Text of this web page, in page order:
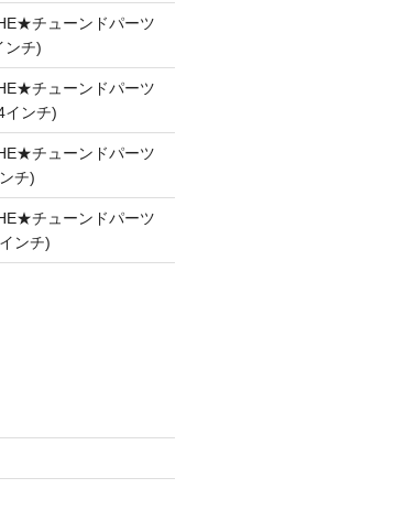
チューンドパーツ
ンチ)
チューンドパーツ
ンチ)
チューンドパーツ
チ)
チューンドパーツ
ンチ)